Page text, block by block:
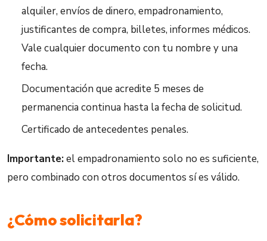
alquiler, envíos de dinero, empadronamiento,
justificantes de compra, billetes, informes médicos.
Vale cualquier documento con tu nombre y una
fecha.
Documentación que acredite 5 meses de
permanencia continua hasta la fecha de solicitud.
Certificado de antecedentes penales.
Importante:el empadronamiento solo no es suficiente,
pero combinado con otros documentos sí es válido.
¿Cómo solicitarla?